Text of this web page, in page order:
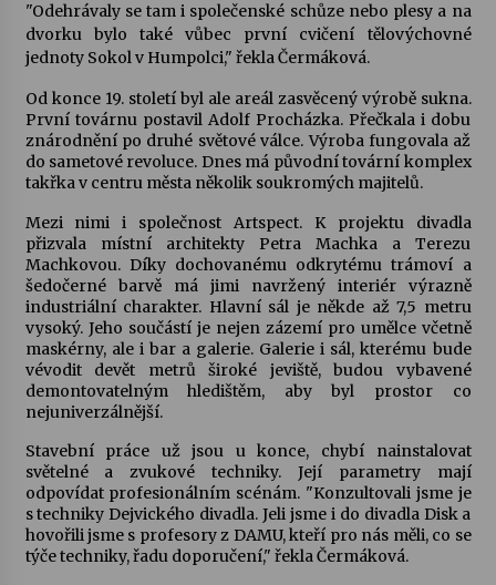
22. 7. 2026
Vysočinka
17. 7. 2026
Ozvěny prázdnin
14. 7. 2026
Za kulturou kousek za Humpolec. V Želivě ožije
odkaz Josefa Čapka
13. 7. 2026
Varhanní recitál Michala Novenka v Klášteře
Želiv
Petr Adamec – Malovaný svět
30. 6. 2026
"Odehrávaly se tam i společenské schůze nebo plesy a na
dvorku bylo také vůbec první cvičení tělovýchovné
jednoty Sokol v Humpolci," řekla Čermáková.
Od konce 19. století byl ale areál zasvěcený výrobě sukna.
První továrnu postavil Adolf Procházka. Přečkala i dobu
znárodnění po druhé světové válce. Výroba fungovala až
do sametové revoluce. Dnes má původní tovární komplex
takřka v centru města několik soukromých majitelů.
Mezi nimi i společnost Artspect. K projektu divadla
přizvala místní architekty Petra Machka a Terezu
Machkovou. Díky dochovanému odkrytému trámoví a
šedočerné barvě má jimi navržený interiér výrazně
industriální charakter. Hlavní sál je někde až 7,5 metru
vysoký. Jeho součástí je nejen zázemí pro umělce včetně
maskérny, ale i bar a galerie. Galerie i sál, kterému bude
vévodit devět metrů široké jeviště, budou vybavené
demontovatelným hledištěm, aby byl prostor co
nejuniverzálnější.
Stavební práce už jsou u konce, chybí nainstalovat
světelné a zvukové techniky. Její parametry mají
odpovídat profesionálním scénám. "Konzultovali jsme je
s techniky Dejvického divadla. Jeli jsme i do divadla Disk a
hovořili jsme s profesory z DAMU, kteří pro nás měli, co se
týče techniky, řadu doporučení," řekla Čermáková.